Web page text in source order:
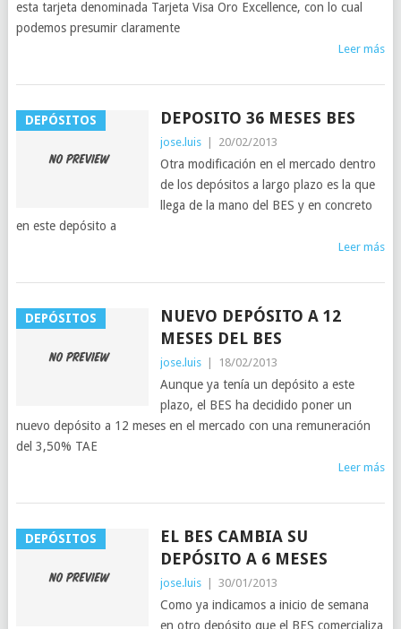
esta tarjeta denominada Tarjeta Visa Oro Excellence, con lo cual
podemos presumir claramente
Leer más
DEPÓSITOS DEPOSITO 36 MESES BES
jose.luis 20/02/2013
Otra modificación en el mercado dentro
de los depósitos a largo plazo es la que
llega de la mano del BES y en concreto
en este depósito a
Leer más
DEPÓSITOS
NUEVO DEPÓSITO A 12
MESES DEL BES
jose.luis 18/02/2013
Aunque ya tenía un depósito a este
plazo, el BES ha decidido poner un
nuevo depósito a 12 meses en el mercado con una remuneración
del 3,50% TAE
Leer más
DEPÓSITOS
EL BES CAMBIA SU
DEPÓSITO A 6 MESES
jose.luis 30/01/2013
Como ya indicamos a inicio de semana
en otro depósito que el BES comercializa